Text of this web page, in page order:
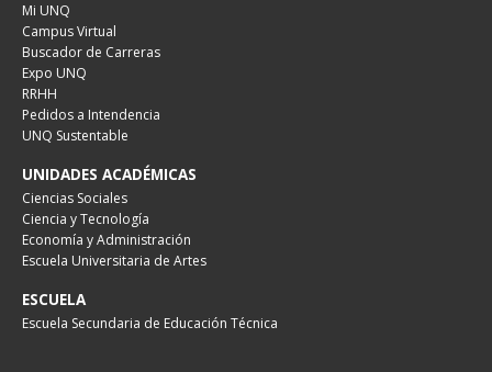
Mi UNQ
Campus Virtual
Buscador de Carreras
Expo UNQ
RRHH
Pedidos a Intendencia
UNQ Sustentable
UNIDADES ACADÉMICAS
Ciencias Sociales
Ciencia y Tecnología
Economía y Administración
Escuela Universitaria de Artes
ESCUELA
Escuela Secundaria de Educación Técnica